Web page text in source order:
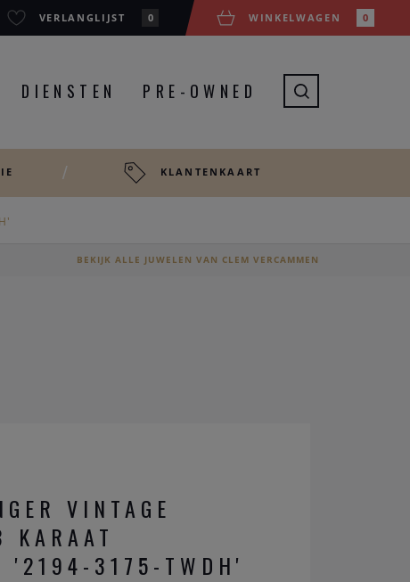
VERLANGLIJST 0 WINKELWAGEN 0
DIENSTEN PRE-OWNED
KLANTENKAART
BEKIJK ALLE JUWELEN VAN CLEM VERCAMMEN
VINTAGE
KARAAT
'2194-3175-TWDH'